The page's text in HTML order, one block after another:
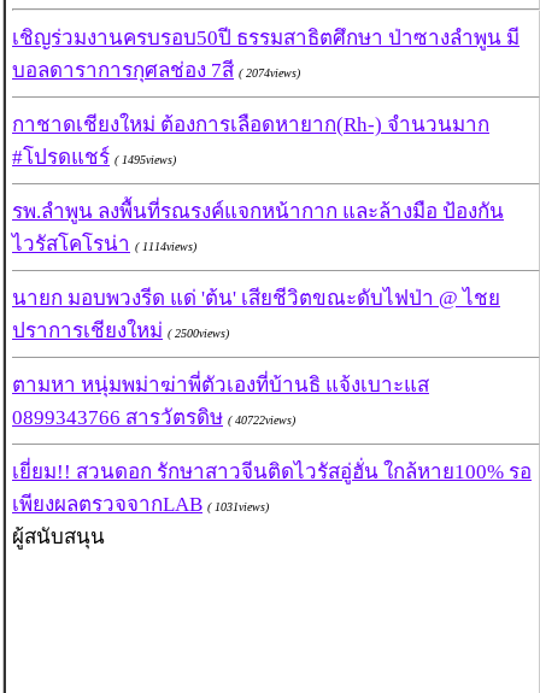
เชิญร่วมงานครบรอบ50ปี ธรรมสาธิตศึกษา ป่าซางลำพูน มี
บอลดาราการกุศลช่อง 7สี ( 2074views)
กาชาดเชียงใหม่ ต้องการเลือดหายาก(Rh-) จำนวนมาก
#โปรดแชร์ ( 1495views)
รพ.ลำพูน ลงพื้นที่รณรงค์แจกหน้ากาก และล้างมือ ป้องกัน
ไวรัสโคโรน่า ( 1114views)
นายก มอบพวงรีด แด่ 'ต้น' เสียชีวิตขณะดับไฟป่า @ ไชย
ปราการเชียงใหม่ ( 2500views)
ตามหา หนุ่มพม่าฆ่าพี่ตัวเองที่บ้านธิ แจ้งเบาะแส
0899343766 สารวัตรดิษ ( 40722views)
เยี่ยม!! สวนดอก รักษาสาวจีนติดไวรัสอู่ฮั่น ใกล้หาย100% รอ
เพียงผลตรวจจากLAB ( 1031views)
ผู้สนับสนุน